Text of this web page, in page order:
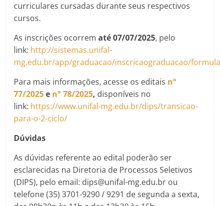
curriculares cursadas durante seus respectivos
cursos.
As inscrições ocorrematé 07/07/2025, pelo
link: http://sistemas.unifal-
mg.edu.br/app/graduacao/inscricaograduacao/
Para mais informações, acesse os editais n°
77/2025e n° 78/2025, disponíveis no
link: https://www.unifal-mg.edu.br/dips/transicao-
para-o-2-ciclo/
Dúvidas
As dúvidas referente ao edital poderão ser
esclarecidas na Diretoria de Processos Seletivos
(DIPS), pelo email: dips@unifal-mg.edu.br ou
telefone (35) 3701-9290 / 9291 de segunda a sexta,